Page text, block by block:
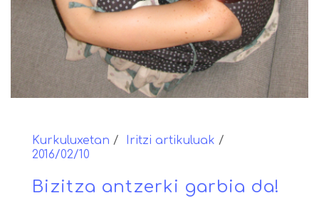
Kurkuluxetan
Iritzi artikuluak
2016/02/10
Bizitza antzerki garbia da!